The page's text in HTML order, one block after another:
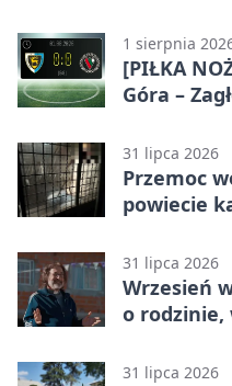
1 sierpnia
[PIŁKA
Góra –
31 lipca 2026
Przemoc
powiecie
31 lipca 2026
Wrzesień
o rodzinie,
31 lipca 2026